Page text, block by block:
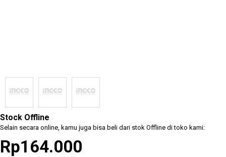
Stock Offline
Selain secara online, kamu juga bisa beli dari stok Offline di toko kami:
Rp164.000
Power
Tools
Accessories